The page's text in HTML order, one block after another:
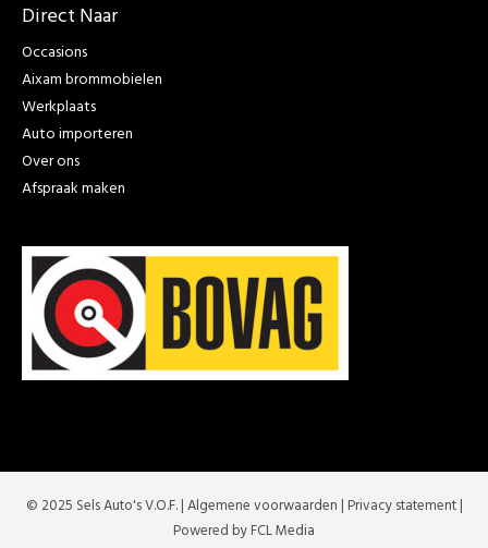
Direct Naar
Occasions
Aixam brommobielen
Werkplaats
Auto importeren
Over ons
Afspraak maken
© 2025 Sels Auto's V.O.F. |Algemene voorwaarden | Privacy statement|
Powered by FCL Media